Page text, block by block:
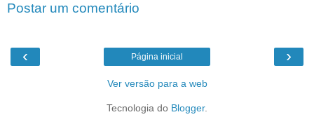
Postar um comentário
‹ ›
Página inicial
Ver versão para a web
Tecnologia do Blogger.